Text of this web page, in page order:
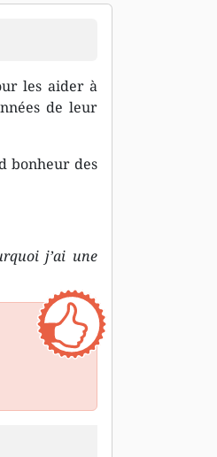
les aider à
de leur
bonheur des
j’ai une